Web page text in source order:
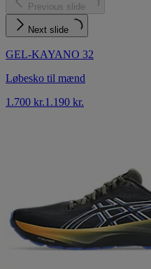
Previous slide
Next slide
GEL-KAYANO 32
Løbesko til mænd
1.700 kr.1.190 kr.